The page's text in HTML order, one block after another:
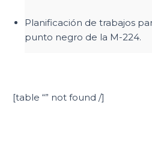
Planificación de trabajos
punto negro de la M-224.
[table “” not found /]